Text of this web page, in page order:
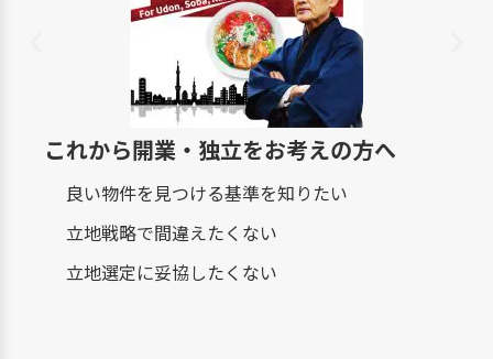
これから開業・独立をお考えの方へ
良い物件を見つける基準を知りたい
立地戦略で間違えたくない
立地選定に妥協したくない